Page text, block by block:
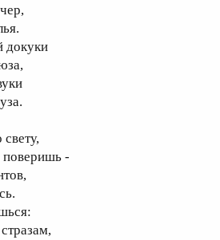
докуки
поверишь -